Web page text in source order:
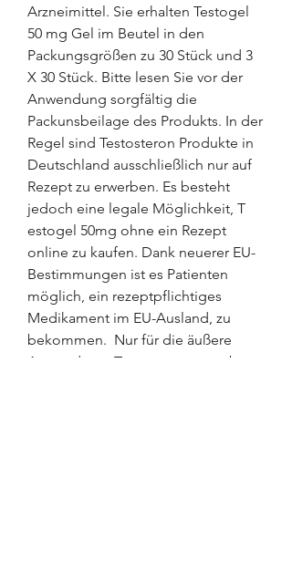
Arzneimittel. Sie erhalten Testogel
50 mg Gel im Beutel in den
Packungsgrößen zu 30 Stück und 3
X 30 Stück. Bitte lesen Sie vor der
Anwendung sorgfältig die
Packunsbeilage des Produkts. In der
Regel sind Testosteron Produkte in
Deutschland ausschließlich nur auf
Rezept zu erwerben. Es besteht
jedoch eine legale Möglichkeit, T
estogel 50mg ohne ein Rezept
online zu kaufen. Dank neuerer EU-
Bestimmungen ist es Patienten
möglich, ein rezeptpflichtiges
Medikament im EU-Ausland, zu
bekommen. ️ Nur für die äußere
Anwendung. Testosteron erwerben